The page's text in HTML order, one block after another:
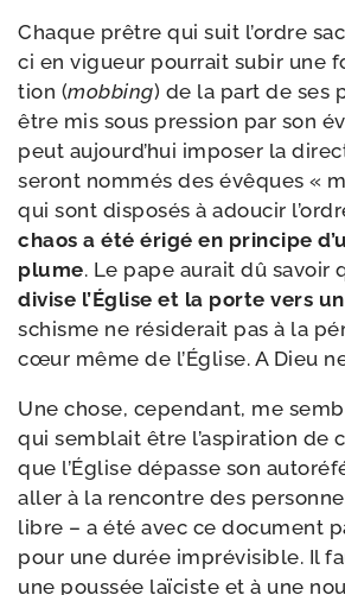
Chaque prêtre qui suit l’ordre
ci en vigueur pour­rait subir une
tion (mob­bing) de la part de ses
être mis sous pres­sion par son
peut aujourd’­hui impo­ser la
seront nom­més des évêques «
qui sont dis­po­sés à adou­cir
chaos a été éri­gé en prin­cipe
plume. Le pape aurait dû savoir
divise l’Église et la porte vers
schisme ne rési­de­rait pas à la
cœur même de l’Église. A Dieu
Une chose, cepen­dant, me
qui sem­blait être l’as­pi­ra­tion de
que l’Église dépasse son
aller à la ren­contre des
libre – a été avec ce docu­ment
pour une durée impré­vi­sible. Il
une pous­sée laï­ciste et à une